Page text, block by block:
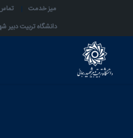
میز خدمت
دانشگاه تربیت دبیر